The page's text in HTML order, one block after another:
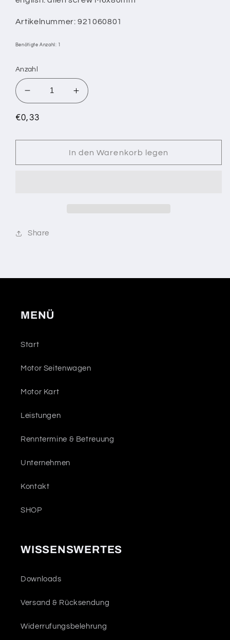
Artikelnummer: 921060801
Benötigte Anzahl: 1
Anzahl
Verringere
die
Menge
X/
SCHRAUBE
Erhöhe
die
X/
ISK
SCHRAUBE
Normaler
€0,33
In den Warenkorb legen
Share
MENÜ
Start
Motor Seitenwagen
Motor Kart
Leistungen
Renntermine & Betreuung
Unternehmen
Kontakt
SHOP
WISSENSWERTES
Downloads
Versand & Rücksendung
Widerrufungsbelehrung